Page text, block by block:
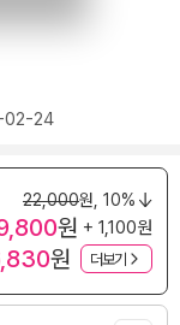
24
22,000원, 10%
원 + 1,100원
원 더보기